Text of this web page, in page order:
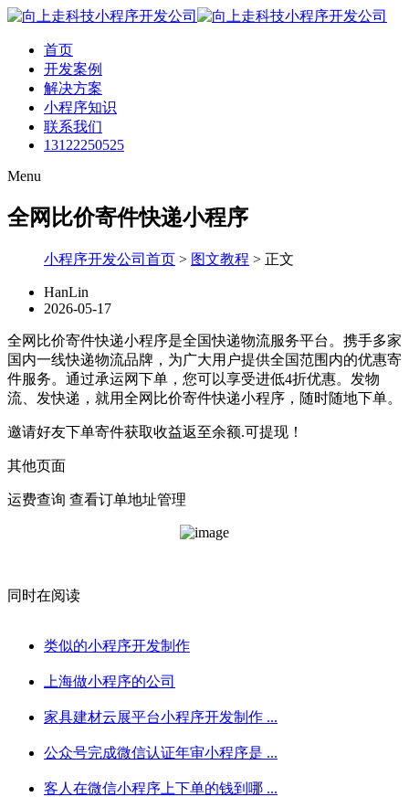
首页
开发案例
解决方案
小程序知识
联系我们
13122250525
Menu
全网比价寄件快递小程序
小程序开发公司首页 > 图文教程 > 正文
HanLin
2026-05-17
全网比价寄件快递小程序是全国快递物流服务平台。携手多家
国内一线快递物流品牌，为广大用户提供全国范围内的优惠寄
件服务。通过承运网下单，您可以享受进低4折优惠。发物
流、发快递，就用全网比价寄件快递小程序，随时随地下单。
邀请好友下单寄件获取收益返至余额.可提现！
其他页面
运费查询 查看订单地址管理
同时在阅读
类似的小程序开发制作
上海做小程序的公司
家具建材云展平台小程序开发制作 ...
公众号完成微信认证年审小程序是 ...
客人在微信小程序上下单的钱到哪 ...